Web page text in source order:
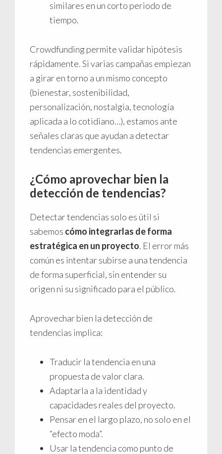
similares en un corto periodo de
tiempo.
Crowdfunding permite validar hipótesis
rápidamente. Si varias campañas empiezan
a girar en torno a un mismo concepto
(bienestar, sostenibilidad,
personalización, nostalgia, tecnología
aplicada a lo cotidiano…), estamos ante
señales claras que ayudan a detectar
tendencias emergentes.
¿Cómo aprovechar bien la
detección de tendencias?
Detectar tendencias solo es útil si
sabemos cómo integrarlas de forma
estratégica en un proyecto. El error más
común es intentar subirse a una tendencia
de forma superficial, sin entender su
origen ni su significado para el público.
Aprovechar bien la detección de
tendencias implica:
Traducir la tendencia en una
propuesta de valor clara.
Adaptarla a la identidad y
capacidades reales del proyecto.
Pensar en el largo plazo, no solo en el
“efecto moda”.
Usar la tendencia como punto de